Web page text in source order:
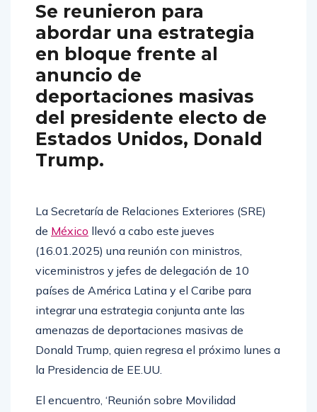
Se reunieron para
abordar una estrategia
en bloque frente al
anuncio de
deportaciones masivas
del presidente electo de
Estados Unidos, Donald
Trump.
La Secretaría de Relaciones Exteriores (SRE)
de México llevó a cabo este jueves
(16.01.2025) una reunión con ministros,
viceministros y jefes de delegación de 10
países de América Latina y el Caribe para
integrar una estrategia conjunta ante las
amenazas de deportaciones masivas de
Donald Trump, quien regresa el próximo lunes a
la Presidencia de EE.UU.
El encuentro, ‘Reunión sobre Movilidad